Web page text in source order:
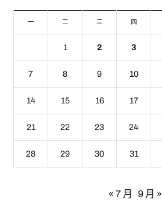
一 二 三 四
1 2 3
7 8 9 10
14 15 16 17
21 22 23 24
28 29 30 31
« 7 月 9 月 »